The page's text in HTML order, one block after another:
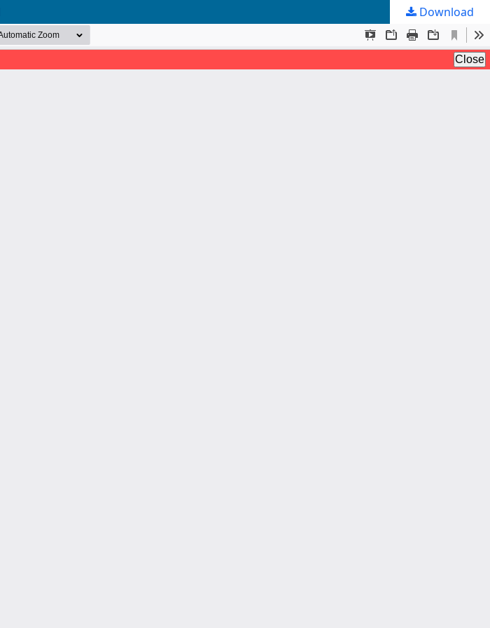
Download